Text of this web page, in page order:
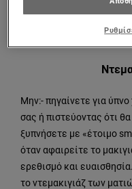
Μην:- πηγαίνετε για
σας ή πιστεύοντας ότι
ξυπνήσετε με «έτοιμο
όταν αφαιρείτε το
ερεθισμό και
το ντεμακιγιάζ των